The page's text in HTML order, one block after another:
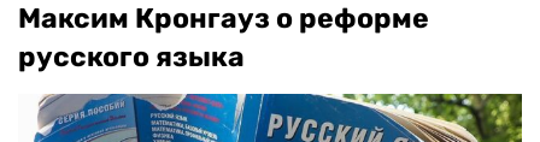
Максим Кронгауз о реформе
русского языка